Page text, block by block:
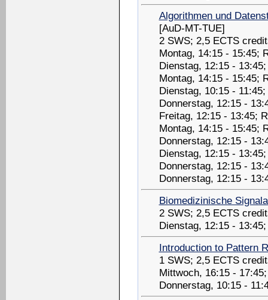
Algorithmen und
[AuD-MT-TUE]
2 SWS; 2,5 ECTS
Montag, 14:15 - 15:45;
Dienstag, 12:15 -
Montag, 14:15 - 15:45;
Dienstag, 10:15 -
Donnerstag, 12:15 -
Freitag, 12:15 - 13:45;
Montag, 14:15 - 15:45;
Donnerstag, 12:15 -
Dienstag, 12:15 -
Donnerstag, 12:15 -
Donnerstag, 12:15 -
Biomedizinische
2 SWS; 2,5 ECTS
Dienstag, 12:15 -
Introduction to Pattern
1 SWS; 2,5 ECTS
Mittwoch, 16:15 -
Donnerstag, 10:15 -